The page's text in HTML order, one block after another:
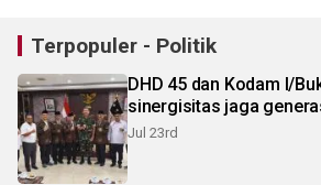
Terpopuler - Politik
DHD 45 dan Kodam I/
sinergisitas jaga
Jul 23rd